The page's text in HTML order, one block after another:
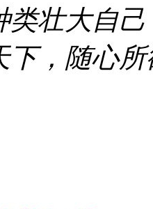
类壮大自
下，随心